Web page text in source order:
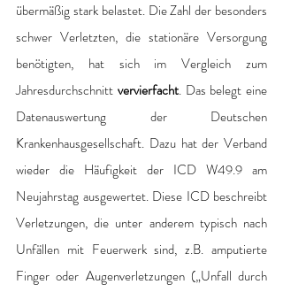
übermäßig stark belastet. Die Zahl der besonders
schwer Verletzten, die stationäre Versorgung
benötigten, hat sich im Vergleich zum
Jahresdurchschnitt vervierfacht. Das belegt eine
Datenauswertung der Deutschen
Krankenhausgesellschaft. Dazu hat der Verband
wieder die Häufigkeit der ICD W49.9 am
Neujahrstag ausgewertet. Diese ICD beschreibt
Verletzungen, die unter anderem typisch nach
Unfällen mit Feuerwerk sind, z.B. amputierte
Finger oder Augenverletzungen („Unfall durch